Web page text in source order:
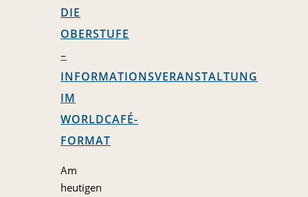
DIE
OBERSTUFE
–
INFORMATIONSVERANSTALTUNG
IM
WORLDCAFÉ-
FORMAT
Am
heutigen